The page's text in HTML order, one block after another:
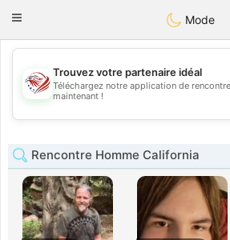
StatesDating
Toggle
Mode
💖
💕
Trouvez votre partenaire idéal
Téléchargez notre application de rencontre
maintenant !
Rencontre Homme California